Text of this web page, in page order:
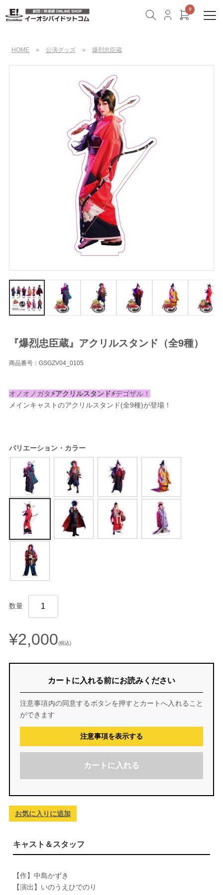
HOME » 公演グッズ » 爆烈忠臣蔵
『爆烈忠臣蔵』アクリルスタンド（全9種）
商品番号：GSGZV04_0105
オノオノガタ⚡️アクリルスタンド⚡️デゴザル！
メインキャストのアクリルスタンド(全9種)が登場！
バリエーション・カラー
数量
¥2,000(税込)
カートに入れる前にお読みください
注意事項内の同意するボタンを押すとカートへ入れること
ができます
注意事項を表示する
カートに入れる
お気に入りに追加
キャスト＆スタッフ
【作】中島かずき
【演出】いのうえひでのり